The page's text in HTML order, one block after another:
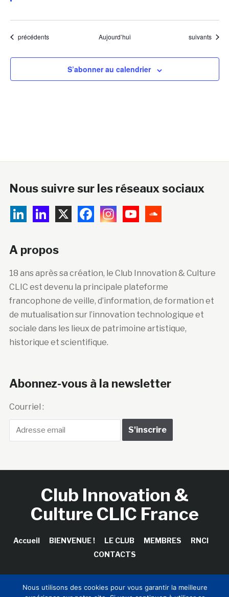
Évènements
précédents Aujourd’hui Évènements
suivants
S’abonner au calendrier
Nous suivre sur les réseaux sociaux
A propos
18 ans après sa création, le Club Innovation & Culture
CLIC est devenu la principale plateforme
francophone de veille, d’information, de formation et
de mutualisation sur l’innovation technologique et
sociale dans les lieux de patrimoine artistique,
historique et scientifique.
Abonnez-vous à la newsletter
Courriel :
Club Innovation &
Culture CLIC France
Accueil BIENVENUE ! LE CLUB MEMBRES
RNCI
CONTACTS
Nous utilisons des cookies pour vous garantir la meilleure